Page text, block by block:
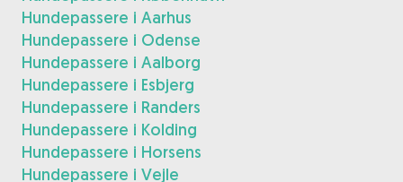
Hundepassere i Aarhus
Hundepassere i Odense
Hundepassere i Aalborg
Hundepassere i Esbjerg
Hundepassere i Randers
Hundepassere i Kolding
Hundepassere i Horsens
Hundepassere i Vejle